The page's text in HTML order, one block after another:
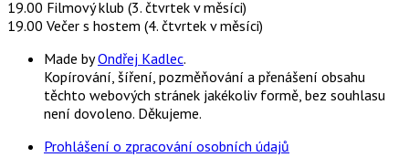
19.00 Filmový klub (3. čtvrtek v měsíci)
19.00 Večer s hostem (4. čtvrtek v měsíci)
Made byOndřej Kadlec.
Kopírování, šíření, pozměňování a přenášení obsahu
těchto webových stránek jakékoliv formě, bez souhlasu
není dovoleno. Děkujeme.
Prohlášení o zpracování osobních údajů